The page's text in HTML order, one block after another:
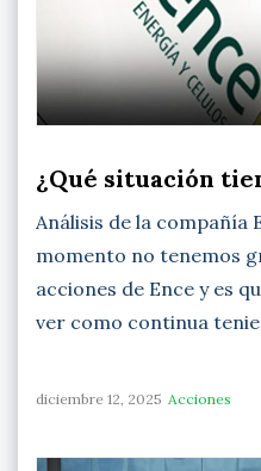
¿Qué situación
Análisis de la compañía
momento no tenemos
acciones de Ence y es
ver como continua
diciembre 12, 2025 Acciones